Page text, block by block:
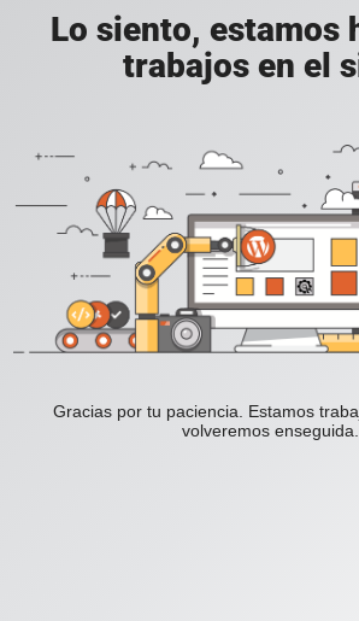
Lo siento, estamos
trabajos en el
Gracias por tu paciencia. Estamos
volveremos enseguida.